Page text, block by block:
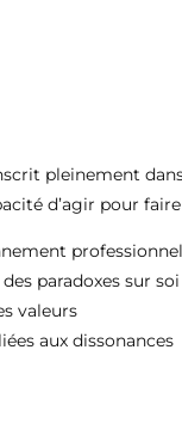
pleinement
d’agir pour
paradoxes sur
valeurs
aux dissonances